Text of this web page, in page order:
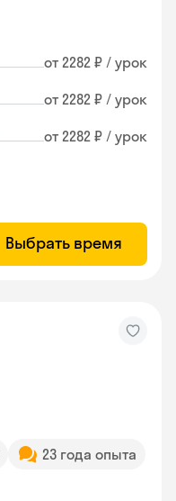
от 2282 ₽ / урок
от 2282 ₽ / урок
от 2282 ₽ / урок
Выбрать время
23 года опыта